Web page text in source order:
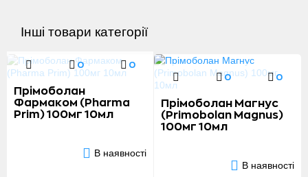
Інші товари категорії
0 0
Прімоболан
Фармаком (Pharma
Prim) 100мг 10мл
В наявності
0 0
Прімоболан Магнус
(Primobolan Magnus)
100мг 10мл
В наявності